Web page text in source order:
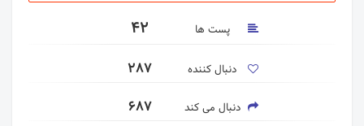
پست ها 42
دنبال کننده 287
دنبال می کند 687